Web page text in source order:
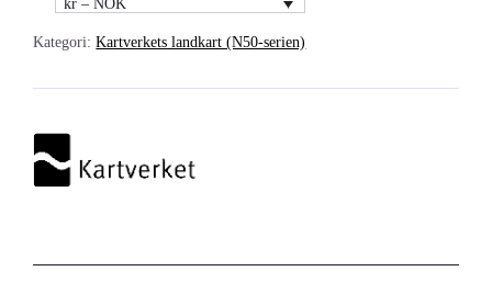
(N50):
42-
antall
kr – NOK
Kategori:Kartverkets landkart (N50-serien)